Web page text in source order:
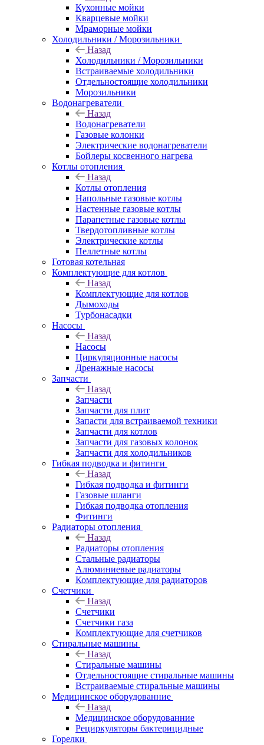
Кухонные мойки
Кварцевые мойки
Мраморные мойки
Холодильники / Морозильники
Назад
Холодильники / Морозильники
Встраиваемые холодильники
Отдельностоящие холодильники
Морозильники
Водонагреватели
Назад
Водонагреватели
Газовые колонки
Электрические водонагреватели
Бойлеры косвенного нагрева
Котлы отопления
Назад
Котлы отопления
Напольные газовые котлы
Настенные газовые котлы
Парапетные газовые котлы
Твердотопливные котлы
Электрические котлы
Пеллетные котлы
Готовая котельная
Комплектующие для котлов
Назад
Комплектующие для котлов
Дымоходы
Турбонасадки
Насосы
Назад
Насосы
Циркуляционные насосы
Дренажные насосы
Запчасти
Назад
Запчасти
Запчасти для плит
Запасти для встраиваемой техники
Запчасти для котлов
Запчасти для газовых колонок
Запчасти для холодильников
Гибкая подводка и фитинги
Назад
Гибкая подводка и фитинги
Газовые шланги
Гибкая подводка отопления
Фитинги
Радиаторы отопления
Назад
Радиаторы отопления
Стальные радиаторы
Алюминиевые радиаторы
Комплектующие для радиаторов
Счетчики
Назад
Счетчики
Счетчики газа
Комплектующие для счетчиков
Стиральные машины
Назад
Стиральные машины
Отдельностоящие стиральные машины
Встраиваемые стиральные машины
Медицинское оборудованние
Назад
Медицинское оборудованние
Рециркуляторы бактерицидные
Горелки